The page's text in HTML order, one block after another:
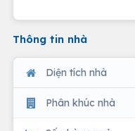
Thông tin nhà
Diện tích nhà
Phân khúc nhà